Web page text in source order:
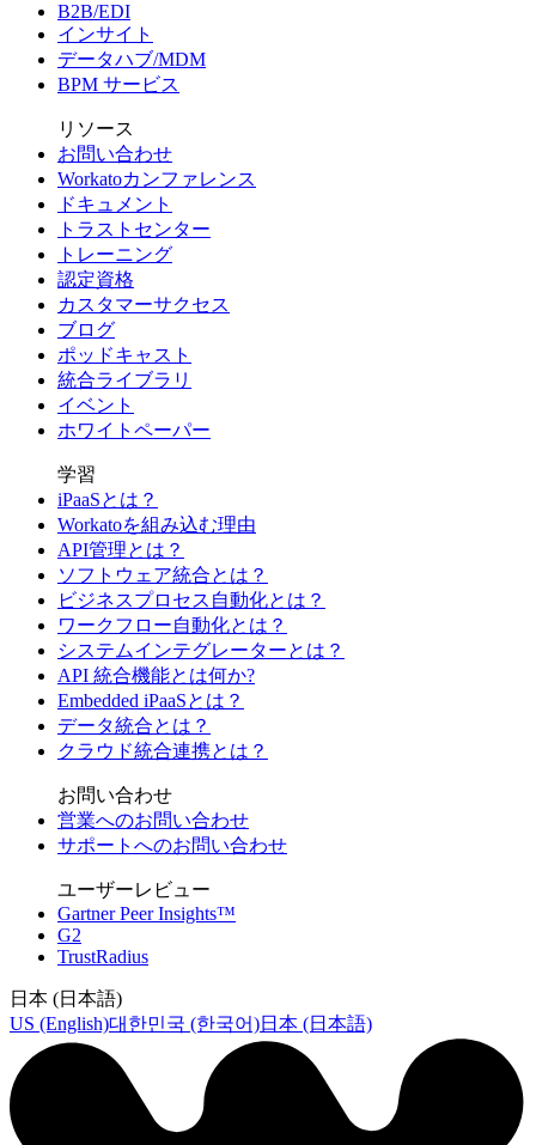
B2B/EDI
インサイト
データハブ/MDM
BPM サービス
リソース
お問い合わせ
Workatoカンファレンス
ドキュメント
トラストセンター
トレーニング
認定資格
カスタマーサクセス
ブログ
ポッドキャスト
統合ライブラリ
イベント
ホワイトペーパー
学習
iPaaSとは？
Workatoを組み込む理由
API管理とは？
ソフトウェア統合とは？
ビジネスプロセス自動化とは？
ワークフロー自動化とは？
システムインテグレーターとは？
API 統合機能とは何か?
Embedded iPaaSとは？
データ統合とは？
クラウド統合連携とは？
お問い合わせ
営業へのお問い合わせ
サポートへのお問い合わせ
ユーザーレビュー
Gartner Peer Insights™
G2
TrustRadius
日本 (日本語)
US (English)대한민국 (한국어)日本 (日本語)